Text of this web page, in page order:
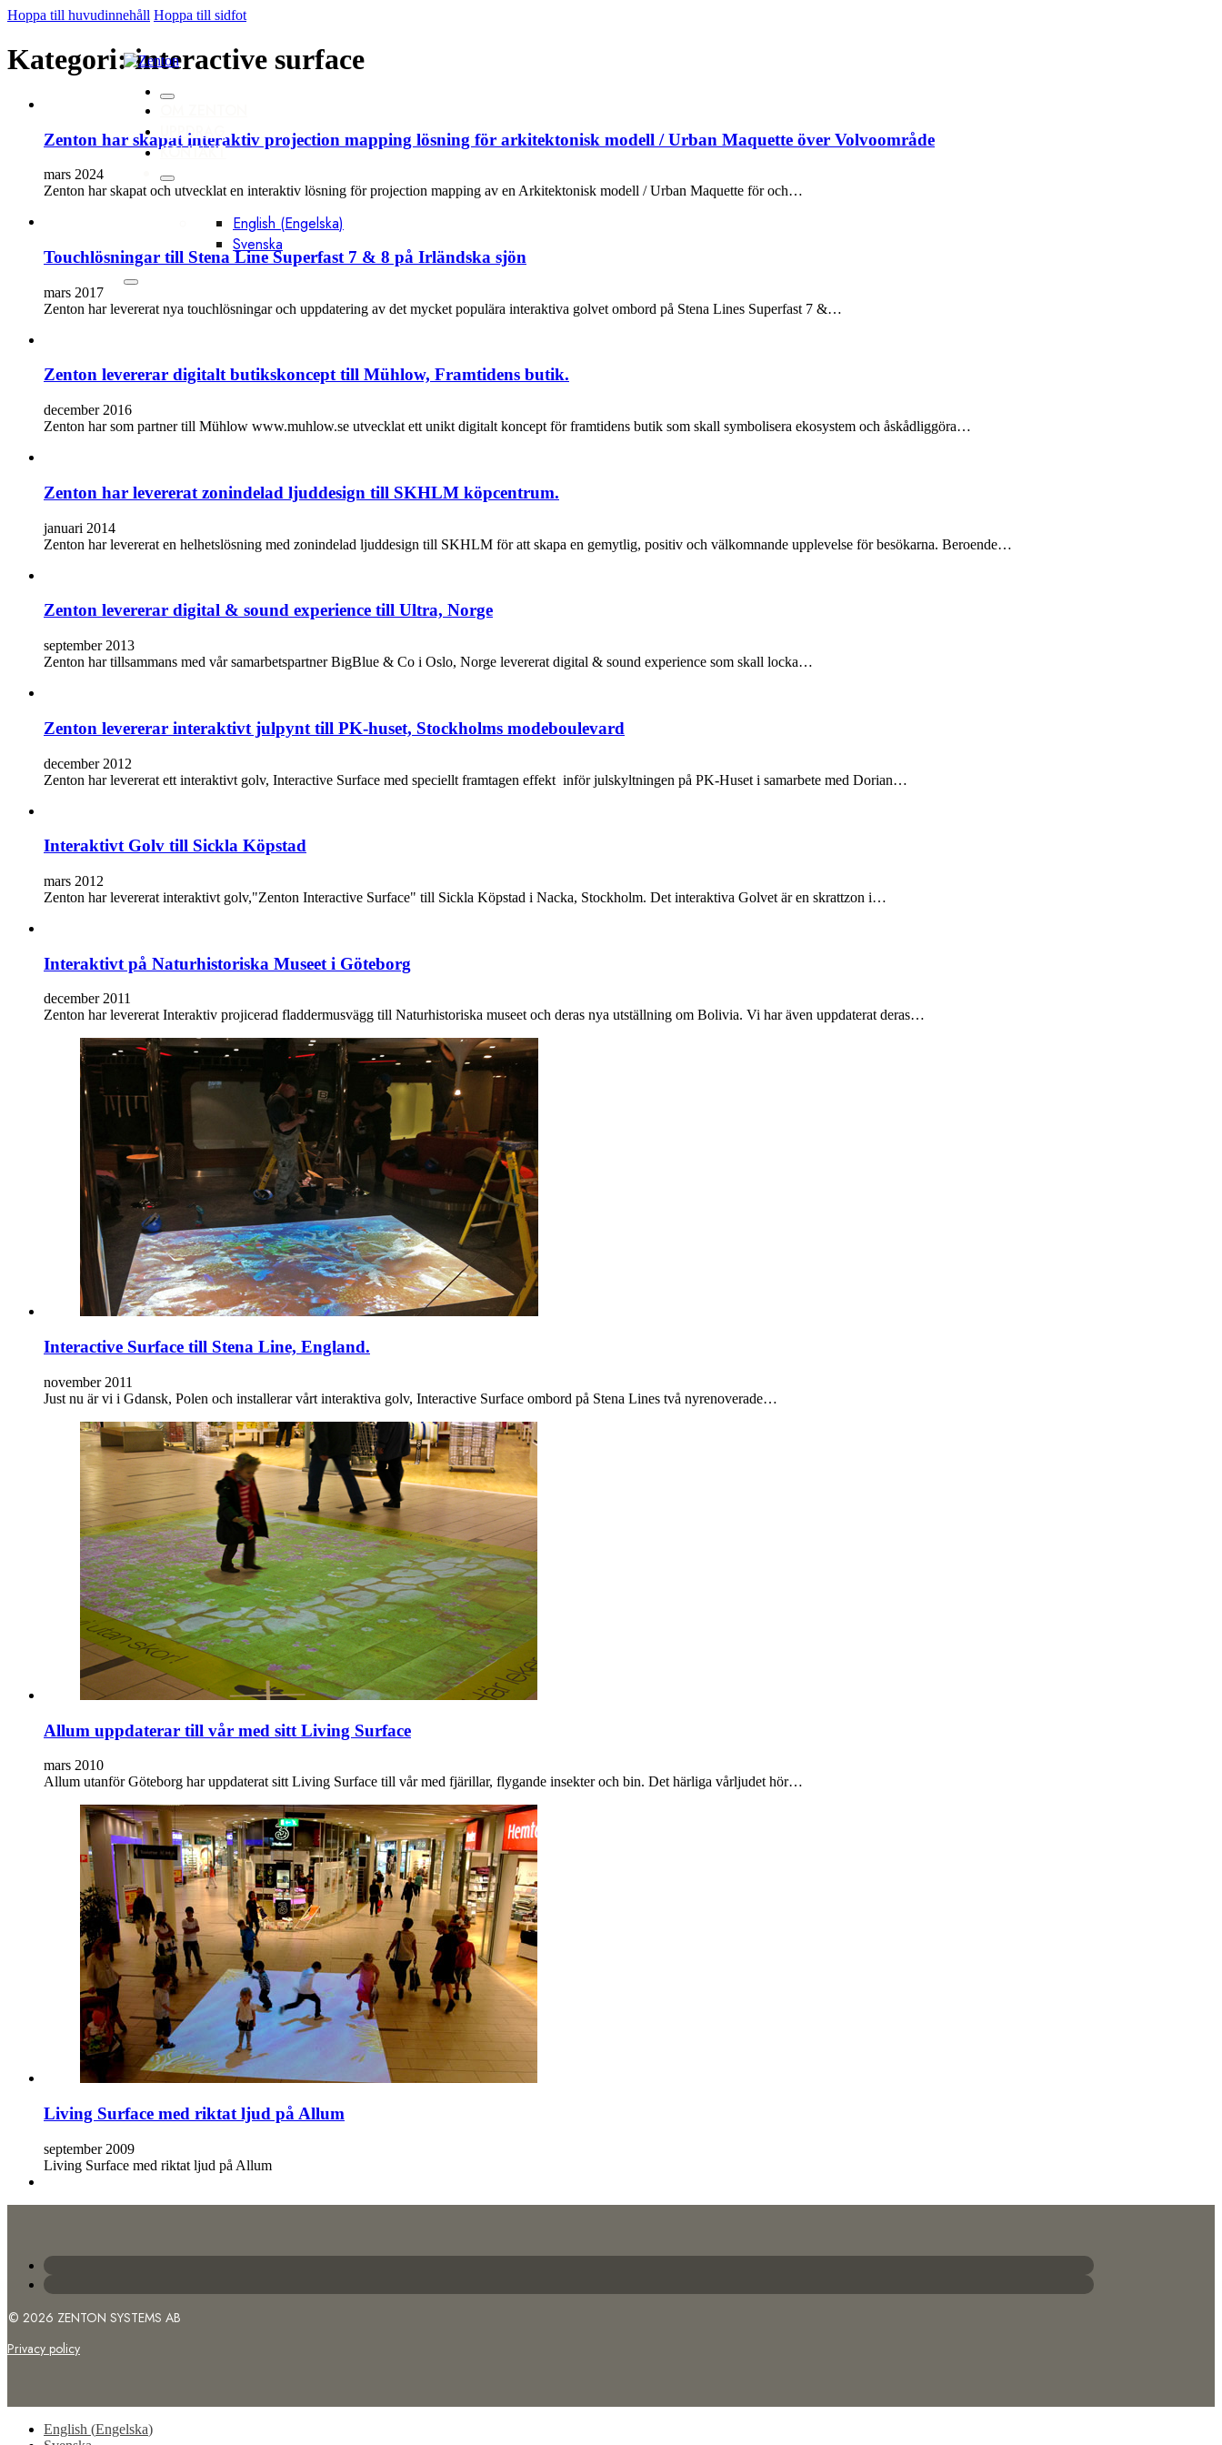
Hoppa till huvudinnehåll Hoppa till sidfot
UPPDRAG
KONTAKT
English (Engelska)
Svenska
Kategori:interactive surface
Zenton har skapat interaktiv projection mapping lösning för arkitektonisk modell / Urban Maquette över Volvoområde
mars 2024
Zenton har skapat och utvecklat en interaktiv lösning för projection mapping av en Arkitektonisk modell / Urban Maquette för och…
Touchlösningar till Stena Line Superfast 7 & 8 på Irländska sjön
mars 2017
Zenton har levererat nya touchlösningar och uppdatering av det mycket populära interaktiva golvet ombord på Stena Lines Superfast 7 &…
Zenton levererar digitalt butikskoncept till Mühlow, Framtidens butik.
december 2016
Zenton har som partner till Mühlow www.muhlow.se utvecklat ett unikt digitalt koncept för framtidens butik som skall symbolisera ekosystem och åskådliggöra…
Zenton har levererat zonindelad ljuddesign till SKHLM köpcentrum.
januari 2014
Zenton har levererat en helhetslösning med zonindelad ljuddesign till SKHLM för att skapa en gemytlig, positiv och välkomnande upplevelse för besökarna. Beroende…
Zenton levererar digital & sound experience till Ultra, Norge
september 2013
Zenton har tillsammans med vår samarbetspartner BigBlue & Co i Oslo, Norge levererat digital & sound experience som skall locka…
Zenton levererar interaktivt julpynt till PK-huset, Stockholms modeboulevard
december 2012
Zenton har levererat ett interaktivt golv, Interactive Surface med speciellt framtagen effekt inför julskyltningen på PK-Huset i samarbete med Dorian…
Interaktivt Golv till Sickla Köpstad
mars 2012
Zenton har levererat interaktivt golv,"Zenton Interactive Surface" till Sickla Köpstad i Nacka, Stockholm. Det interaktiva Golvet är en skrattzon i…
Interaktivt på Naturhistoriska Museet i Göteborg
december 2011
Zenton har levererat Interaktiv projicerad fladdermusvägg till Naturhistoriska museet och deras nya utställning om Bolivia. Vi har även uppdaterat deras…
Interactive Surface till Stena Line, England.
november 2011
Just nu är vi i Gdansk, Polen och installerar vårt interaktiva golv, Interactive Surface ombord på Stena Lines två nyrenoverade…
Allum uppdaterar till vår med sitt Living Surface
mars 2010
Allum utanför Göteborg har uppdaterat sitt Living Surface till vår med fjärillar, flygande insekter och bin. Det härliga vårljudet hör…
Living Surface med riktat ljud på Allum
september 2009
Living Surface med riktat ljud på Allum
© 2026 ZENTON SYSTEMS AB
Privacy policy
English (Engelska)